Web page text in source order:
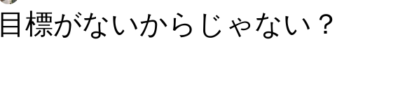
目標がないからじゃない？